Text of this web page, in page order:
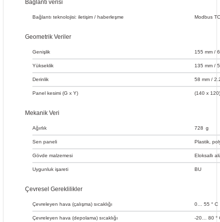
yatay/dikey 80°
Parlaklık
FTP
HTTP
SSH
(CODESYS2)
MHz
(RAM)
(flaş)
kartı
tipi
GB),
(maks. 32
/ sn
Göstergeler (kırmızı,
mavi)
panel, iki
tuş,
sensörü
Besleme
gerilimi
(18…
V); ters
korumalı
akımı
Bağlantı verisi
Bağlantı teknolojisi: iletişim / haberleşme Modbus
Geometrik Veriler
Genişlik 155 mm /
Yükseklik 135 mm /
Derinlik 58 mm /
Panel kesimi (G x Y) (140 x
Mekanik Veri
Ağırlık 728 g
Sen paneli Plastik,
Gövde malzemesi Eloksallı
Uygunluk işareti BU
Çevresel Gereklilikler
Çevreleyen hava (çalışma) sıcaklığı 0… 55 ° C
Çevreleyen hava (depolama) sıcaklığı -20… 80 °